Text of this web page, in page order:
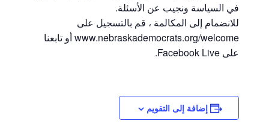
في السياسة ونجيب عن الأسئلة.
للانضمام إلى المكالمة ، قم بالتسجيل على
www.nebraskademocrats.org/welcome أو تابعنا
على Facebook Live.
إضافة إلى التقويم